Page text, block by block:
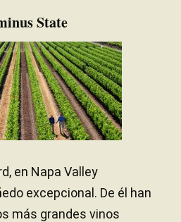
State
en Napa Valley
excepcional. De él han
más grandes vinos